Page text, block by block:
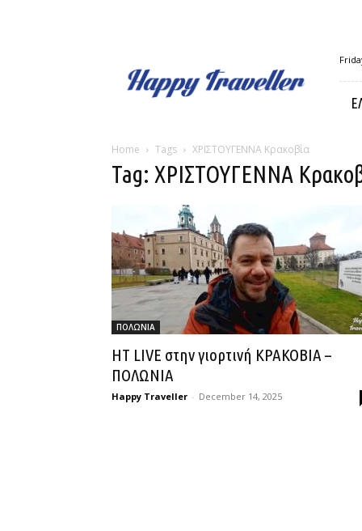
Traveller
Home Tags ΧΡΙΣΤΟΥΓΕΝΝΑ Κρακοβία
Tag: ΧΡΙΣΤΟΥΓΕΝΝΑ
ΠΟΛΩΝΙΑ
HT LIVE στην γιορτινή ΚΡΑΚΟΒΙΑ –
ΠΟΛΩΝΙΑ
Happy Traveller - December 14, 2025